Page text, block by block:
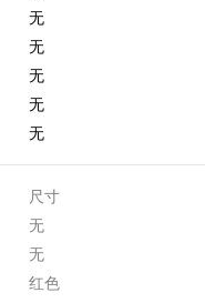
无
无
无
无
无
尺寸
无
无
红色